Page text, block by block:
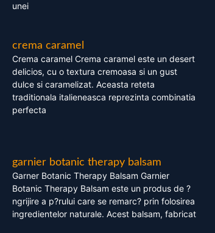
unei
crema caramel
Crema caramel Crema caramel este un desert
delicios, cu o textura cremoasa si un gust
dulce si caramelizat. Aceasta reteta
traditionala italieneasca reprezinta combinatia
perfecta
garnier botanic therapy balsam
Garner Botanic Therapy Balsam Garnier
Botanic Therapy Balsam este un produs de ?
ngrijire a p?rului care se remarc? prin folosirea
ingredientelor naturale. Acest balsam, fabricat